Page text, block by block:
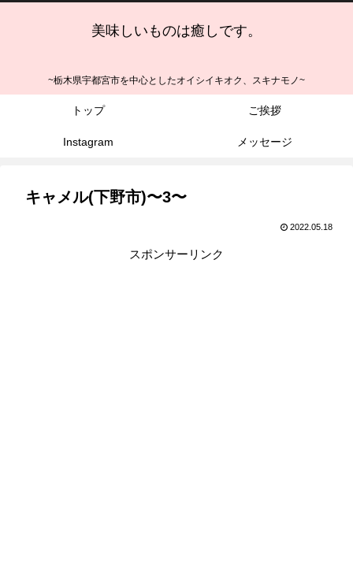
美味しいものは癒しです。
~栃木県宇都宮市を中心としたオイシイキオク、スキナモノ~
トップ ご挨拶
Instagram メッセージ
キャメル(下野市)〜3〜
2022.05.18
スポンサーリンク